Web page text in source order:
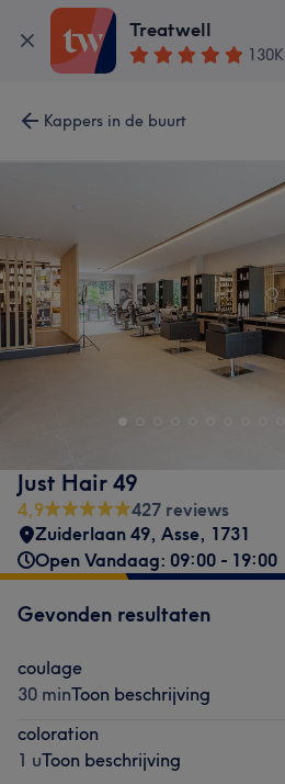
Treatwell
130K
Kappers in de buurt
Just Hair 49
4,9
427 reviews
Zuiderlaan 49, Asse, 1731
Open Vandaag: 09:00 - 19:00
Gevonden resultaten
coulage
30 minToon beschrijving
coloration
1 uToon beschrijving